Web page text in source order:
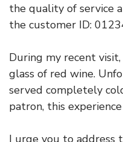
the quality of service
the customer ID:
During my recent
glass of red wine.
served completely
patron, this
I urge you to address